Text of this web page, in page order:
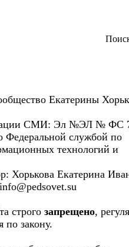
Екатерины
СМИ: Эл №ЭЛ № ФС
Федеральной службой по
технологий и
Хорькова Екатерина
строго запрещено,
по закону.